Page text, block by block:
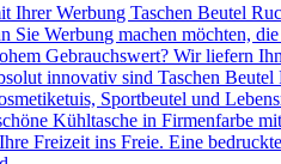
Ihrer Werbung Taschen Beutel
Werbung machen möchten,
Gebrauchswert? Wir liefern
innovativ sind Taschen
Sportbeutel und
Kühltasche in Firmenfarbe
Freizeit ins Freie. Eine